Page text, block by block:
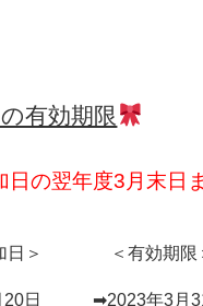
有効期限
日の翌年度3月末日
日＞ ＜有効期限
日 ➡2023年3月